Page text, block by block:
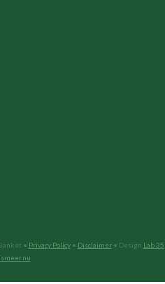
• Privacy Policy• Disclaimer• Design Lab 35